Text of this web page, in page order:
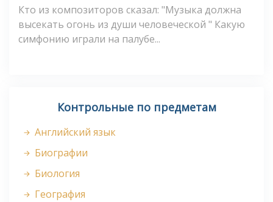
Кто из композиторов сказал: "Музыка должна
высекать огонь из души человеческой " Какую
симфонию играли на палубе...
Контрольные по предметам
Английский язык
Биографии
Биология
География